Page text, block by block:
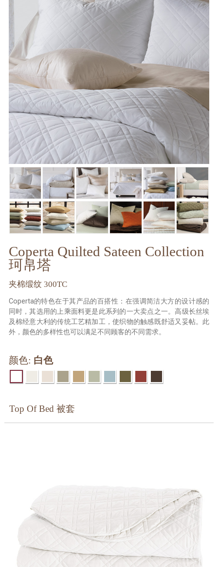
Coperta Quilted Sateen Collection
珂帛塔
夹棉缎纹 300TC
Coperta的特色在于其产品的百搭性：在强调简洁大方的设计感的
同时，其选用的上乘面料更是此系列的一大卖点之一。高级长丝埃
及棉经意大利的传统工艺精加工，使织物的触感既舒适又妥帖。此
外，颜色的多样性也可以满足不同顾客的不同需求。
颜色: 白色
Top Of Bed 被套